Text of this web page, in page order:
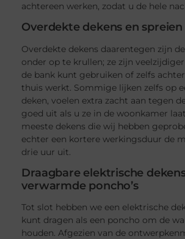
achtereen werken, zodat u de hele
Overdekte dekens en spreien
Overdekte dekens daarentegen zijn
onder op te krullen; ze zijn
de bank kunt gebruiken of zelfs
thuis werkt. Sommige lijken zelfs op
deken, voelen extra zacht aan tegen
goed uit als u ze in de woonkamer
meeste dekens die wij hebben
echter een kortere werkingsduur de
drie uur uit.
Draagbare elektrische
verwarmde poncho’s
Tot slot hebben we een elektrische
kunt dragen als een poncho om de
houden. Afgezien van de